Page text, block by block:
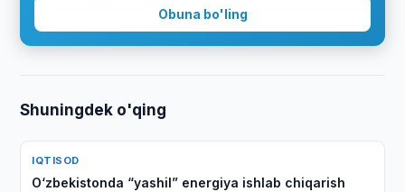
Obuna bo'ling
Shuningdek o'qing
IQTISOD
O‘zbekistonda “yashil” energiya ishlab chiqarish